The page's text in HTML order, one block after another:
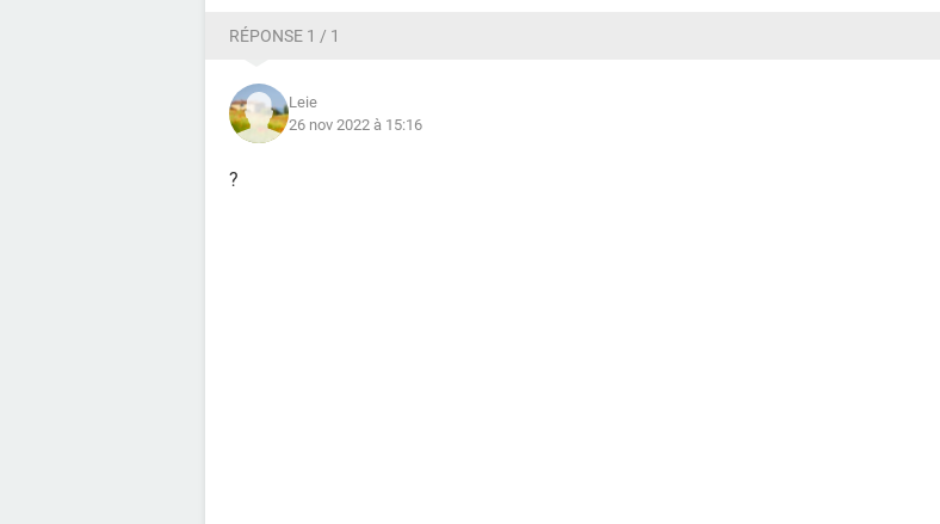
RÉPONSE 1 / 1
Leie
26 nov 2022 à 15:16
?